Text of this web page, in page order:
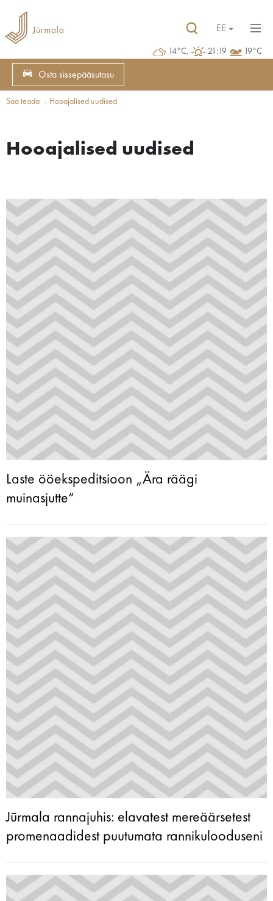
14°C, 21:19 19°C
EE
Osta sissepääsutasu
Saa teada Hooajalised uudised
Hooajalised uudised
Laste ööekspeditsioon „Ära räägi
muinasjutte“
Jūrmala rannajuhis: elavatest mereäärsetest
promenaadidest puutumata rannikulooduseni